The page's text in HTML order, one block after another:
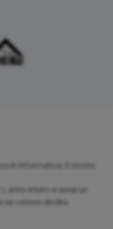
in informatica, il nostro
anno intero e avrai un
volessi disdire.